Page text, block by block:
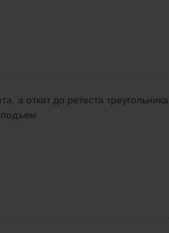
а откат до ретеста треугольника